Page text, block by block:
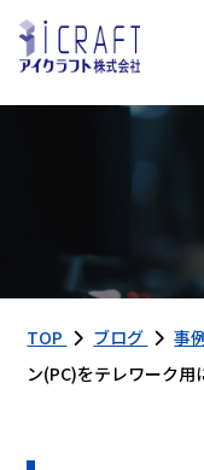
TOP ブログ 事
ン(PC)をテレワーク用